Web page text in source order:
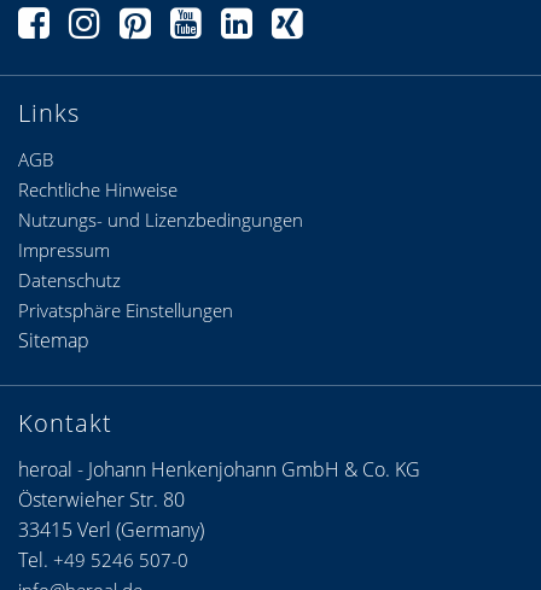
Links
AGB
Rechtliche Hinweise
Nutzungs- und Lizenzbedingungen
Kontakt
heroal - Johann Henkenjohann GmbH & Co. KG
Österwieher Str. 80
33415 Verl (Germany)
Tel. +49 5246 507-0
Impressum
Datenschutz
Privatsphäre Einstellungen
Sitemap